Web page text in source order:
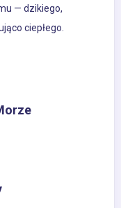
— dzikiego,
ciepłego.